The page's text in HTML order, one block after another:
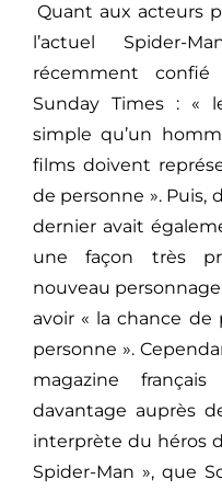
Quant aux acteurs
l’actuel Spider-
récemment
Sunday Times : «
simple qu’un
films doivent
de personne ». Puis,
dernier avait
une façon très
nouveau
avoir « la chance de
personne ».
magazine
davantage auprès
interprète du héros
Spider-Man », que